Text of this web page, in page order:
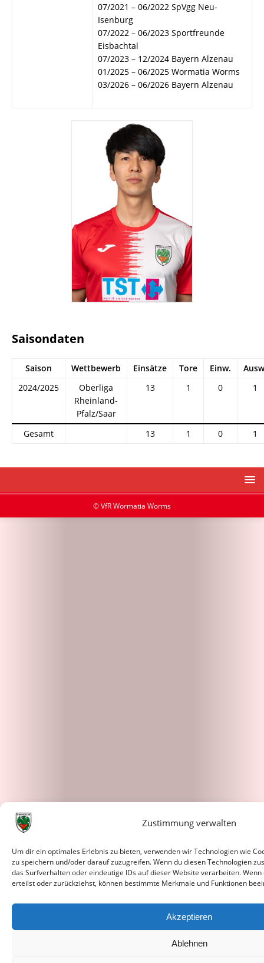
Zustimmung verwalten
Um dir ein optimales Erlebnis zu bieten, verwenden wir Technologien wie
zu speichern und/oder darauf zuzugreifen. Wenn du diesen Technologien
das Surfverhalten oder eindeutige IDs auf dieser Website verarbeiten.
erteilst oder zurückziehst, können bestimmte Merkmale und Funktionen
Akzeptieren
Ablehnen
07/2021 – 06/2022 SpVgg Neu-
Isenburg
07/2022 – 06/2023 Sportfreunde
Eisbachtal
07/2023 – 12/2024 Bayern Alzenau
01/2025 – 06/2025 Wormatia Worms
03/2026 – 06/2026 Bayern Alzenau
Saisondaten
Saison Wettbewerb Einsätze Tore Einw.
2024/2025
Oberliga
Rheinland-
Pfalz/Saar
13 1 0 1
Gesamt 13 1 0 1
© VfR Wormatia Worms